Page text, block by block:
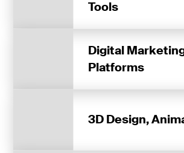
Tools
Digital
Platforms
3D Design,